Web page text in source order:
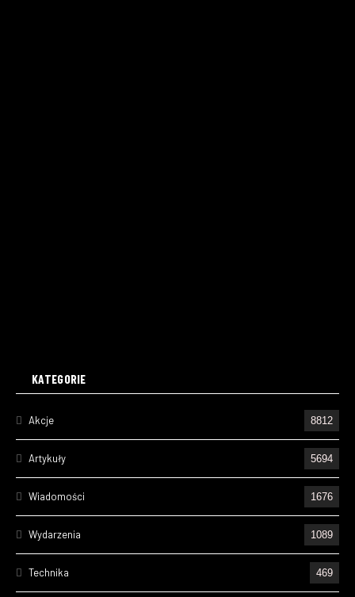
KATEGORIE
Akcje 8812
Artykuły 5694
Wiadomości 1676
Wydarzenia 1089
Technika 469